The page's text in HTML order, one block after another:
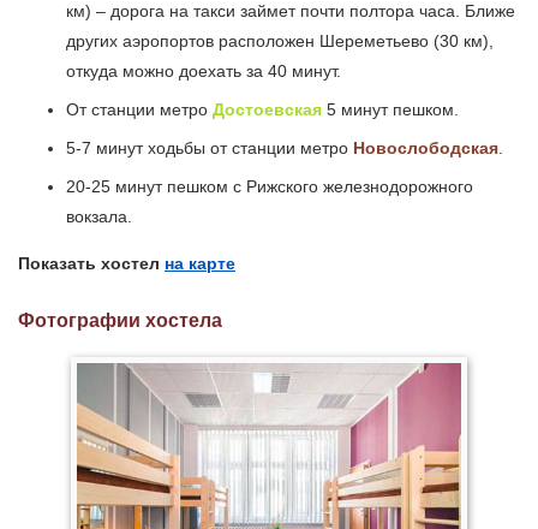
км) – дорога на такси займет почти полтора часа. Ближе
других аэропортов расположен Шереметьево (30 км),
откуда можно доехать за 40 минут.
От станции метро Достоевская 5 минут пешком.
5-7 минут ходьбы от станции метро Новослободская.
20-25 минут пешком с Рижского железнодорожного
вокзала.
Показать хостел на карте
Фотографии хостела